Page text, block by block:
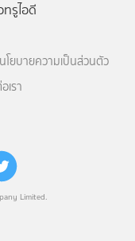
Limited.
รูไอดี
นโยบายความเป็นส่วนตัว
เรา